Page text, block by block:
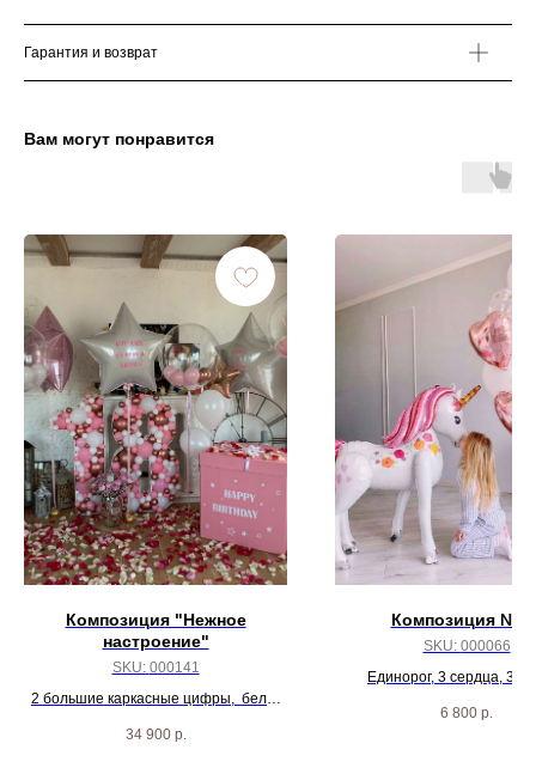
Гарантия и возврат
Вам могут понравится
Композиция "Нежное
настроение"
SKU: 000141
2 большие каркасные цифры, бело-
коробка с 12 шариками внутри.
34 900 р.
Композиция №
SKU: 000066
Единорог, 3 сердца, 3
6 800 р.